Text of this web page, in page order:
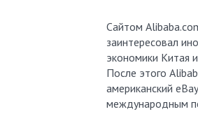
Сайтом
заинтересовал
экономики Китая
После этого
американский
международным